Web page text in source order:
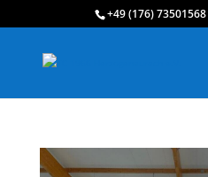
+49 (176) 73501568